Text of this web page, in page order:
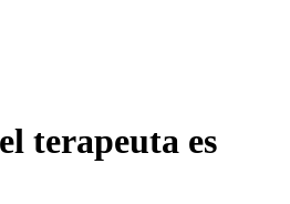
terapeuta es